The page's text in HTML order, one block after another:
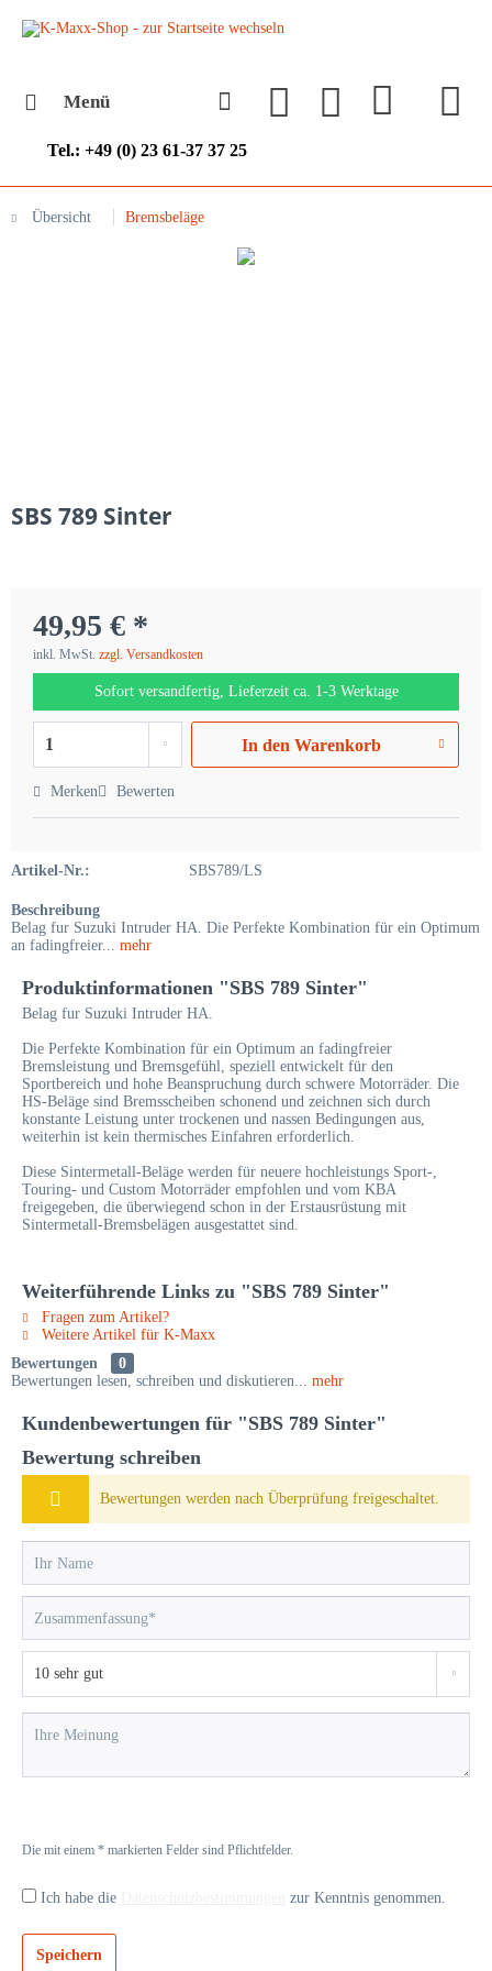
Tel.: +49 (0) 23 61-37 37 25
Menü
Übersicht Bremsbeläge
SBS 789 Sinter
49,95 € *
inkl. MwSt. zzgl. Versandkosten
Sofort versandfertig, Lieferzeit ca. 1-3 Werktage
In den Warenkorb
Merken Bewerten
Artikel-Nr.: SBS789/LS
Beschreibung
Belag fur Suzuki Intruder HA. Die Perfekte Kombination für ein Optimum
an fadingfreier... mehr
Produktinformationen "SBS 789 Sinter"
Belag fur Suzuki Intruder HA.
Die Perfekte Kombination für ein Optimum an fadingfreier
Bremsleistung und Bremsgefühl, speziell entwickelt für den
Sportbereich und hohe Beanspruchung durch schwere Motorräder. Die
HS-Beläge sind Bremsscheiben schonend und zeichnen sich durch
konstante Leistung unter trockenen und nassen Bedingungen aus,
weiterhin ist kein thermisches Einfahren erforderlich.
Diese Sintermetall-Beläge werden für neuere hochleistungs Sport-,
Touring- und Custom Motorräder empfohlen und vom KBA
freigegeben, die überwiegend schon in der Erstausrüstung mit
Sintermetall-Bremsbelägen ausgestattet sind.
Weiterführende Links zu "SBS 789 Sinter"
Fragen zum Artikel?
Weitere Artikel für K-Maxx
Bewertungen
0
Bewertungen lesen, schreiben und diskutieren... mehr
Kundenbewertungen für "SBS 789 Sinter"
Bewertung schreiben
Bewertungen werden nach Überprüfung freigeschaltet.
Die mit einem * markierten Felder sind Pflichtfelder.
Ich habe die zur Kenntnis genommen.
Speichern